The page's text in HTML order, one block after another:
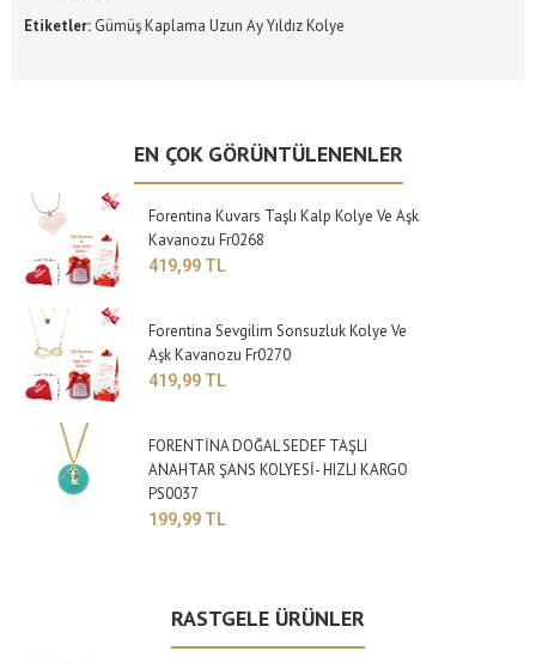
Etiketler: Gümüş Kaplama Uzun Ay Yıldız Kolye
EN ÇOK GÖRÜNTÜLENENLER
Forentina Kuvars Taşlı Kalp Kolye Ve Aşk
Kavanozu Fr0268
419,99 TL
Forentina Sevgilim Sonsuzluk Kolye Ve
Aşk Kavanozu Fr0270
419,99 TL
FORENTİNA DOĞAL SEDEF TAŞLI
ANAHTAR ŞANS KOLYESİ- HIZLI KARGO
PS0037
199,99 TL
RASTGELE ÜRÜNLER